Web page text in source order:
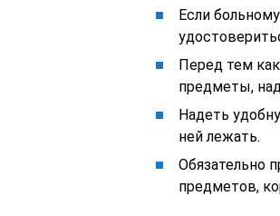
Если
Перед тем
предметы,
Надеть
ней лежать.
Обязательно
предметов,